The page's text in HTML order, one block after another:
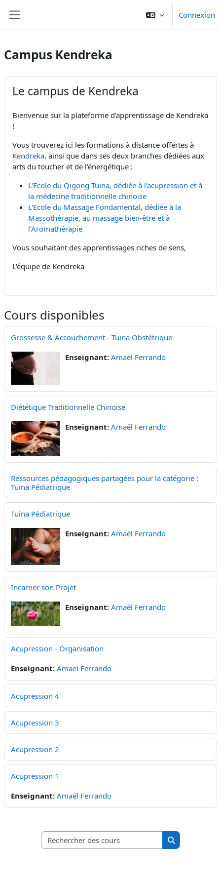
Connexion
Campus Kendreka
Le campus de Kendreka
Bienvenue sur la plateforme d'apprentissage de Kendreka
!
Vous trouverez ici les formations à distance offertes à
Kendreka, ainsi que dans ses deux branches dédiées aux
arts du toucher et de l'énergétique :
L'Ecole du Qigong Tuina, dédiée à l'acupression et à
la médecine traditionnelle chinoise
L'Ecole du Massage Fondamental, dédiée à la
Massothérapie, au massage bien-être et à
l'Aromathérapie
Vous souhaitant des apprentissages riches de sens,
L'équipe de Kendreka
Cours disponibles
Grossesse & Accouchement - Tuina Obstétrique
Enseignant: Amaël Ferrando
Diététique Traditionnelle Chinoise
Enseignant: Amaël Ferrando
Ressources pédagogiques partagées pour la catégorie :
Tuina Pédiatrique
Tuina Pédiatrique
Enseignant: Amaël Ferrando
Incarner son Projet
Enseignant: Amaël Ferrando
Acupression - Organisation
Enseignant: Amaël Ferrando
Acupression 4
Acupression 3
Acupression 2
Acupression 1
Enseignant: Amaël Ferrando
Rechercher des
Rechercher